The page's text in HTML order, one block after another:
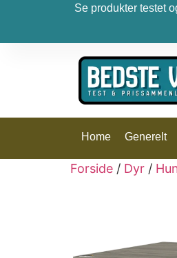
Se produkter testet
Home Generelt
Forside / Dyr /